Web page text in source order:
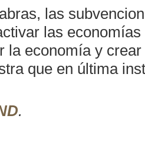
las
las
la economía y
que en última
.